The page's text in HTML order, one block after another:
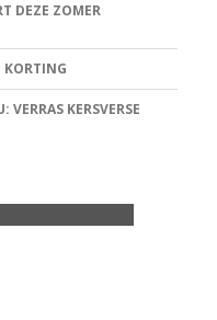
DEZE ZOMER
KORTING
VERRAS KERSVERSE